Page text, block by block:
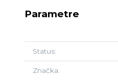
Parametre
Status
Značka